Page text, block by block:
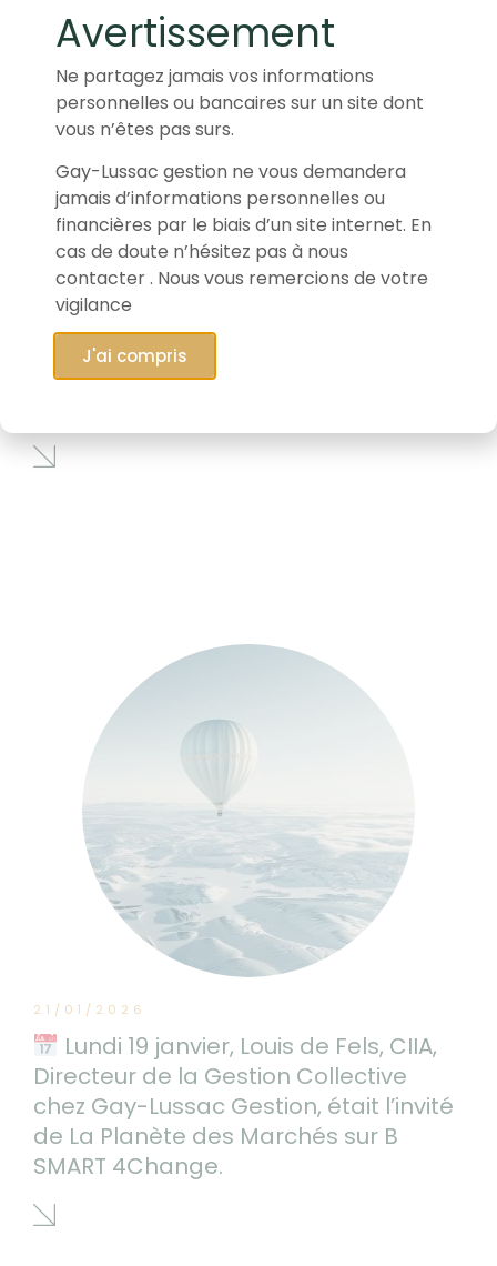
28/01/2026
Connaissez-vous EVS Broadcast
21/01/2026
Lundi 19 janvier, Louis de Fels, CIIA,
Directeur de la Gestion Collective
chez Gay-Lussac Gestion, était l’invité
de La Planète des Marchés sur B
SMART 4Change.
Avertissement
Ne partagez jamais vos informations
personnelles ou bancaires sur un site dont
vous n’êtes pas surs.
Gay-Lussac gestion ne vous demandera
jamais d’informations personnelles ou
financières par le biais d’un site internet. En
cas de doute n’hésitez pas à nous
contacter . Nous vous remercions de votre
vigilance
J'ai compris